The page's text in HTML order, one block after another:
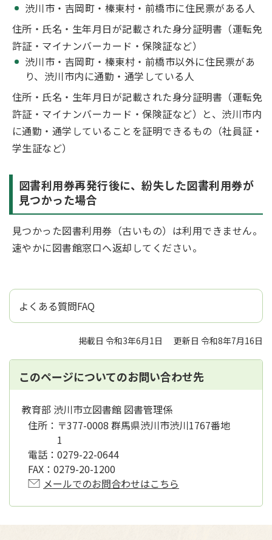
渋川市・吉岡町・榛東村・前橋市に住民票がある人
住所・氏名・生年月日が記載された身分証明書（運転免
許証・マイナンバーカード・保険証など）
渋川市・吉岡町・榛東村・前橋市以外に住民票があ
り、渋川市内に通勤・通学している人
住所・氏名・生年月日が記載された身分証明書（運転免
許証・マイナンバーカード・保険証など）と、渋川市内
に通勤・通学していることを証明できるもの（社員証・
学生証など）
図書利用券再発行後に、紛失した図書利用券が
見つかった場合
見つかった図書利用券（古いもの）は利用できません。
速やかに図書館窓口へ返却してください。
よくある質問FAQ
掲載日 令和3年6月1日 更新日 令和8年7月16日
このページについてのお問い合わせ先
教育部 渋川市立図書館 図書管理係
住所： 〒377-0008 群馬県渋川市渋川1767番地
1
電話： 0279-22-0644
FAX： 0279-20-1200
メールでのお問合わせはこちら